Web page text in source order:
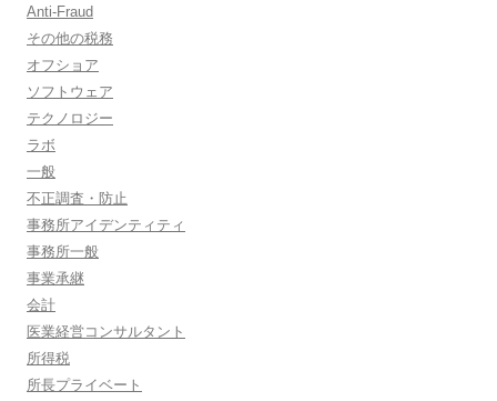
Anti-Fraud
その他の税務
オフショア
ソフトウェア
テクノロジー
ラボ
一般
不正調査・防止
事務所アイデンティティ
事務所一般
事業承継
会計
医業経営コンサルタント
所得税
所長プライベート